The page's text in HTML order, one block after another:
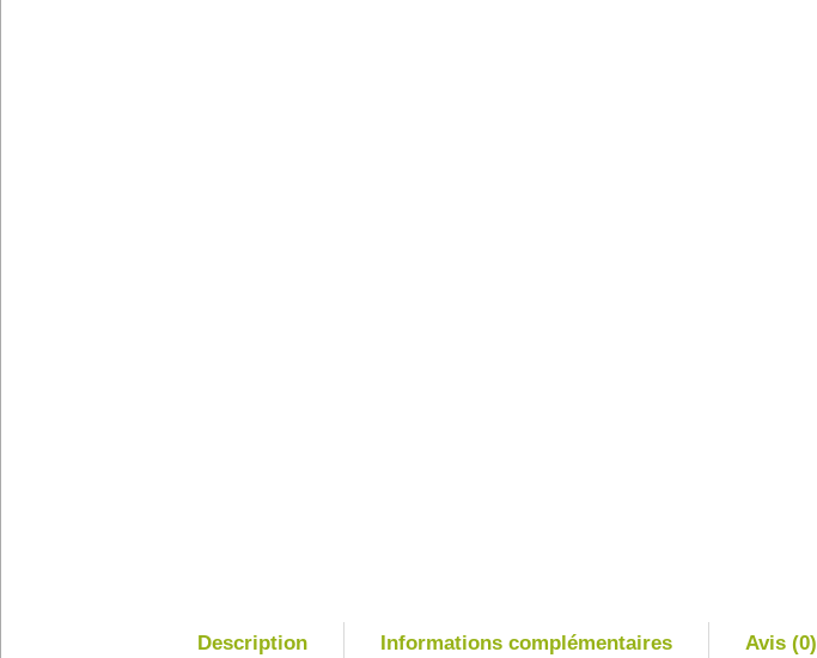
Description Informations complémentaires Avis (0)